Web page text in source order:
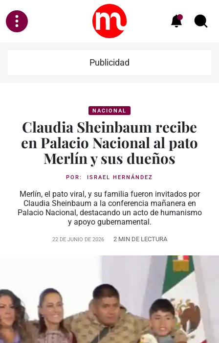
Publicidad
NACIONAL
Claudia Sheinbaum recibe
en Palacio Nacional al pato
Merlín y sus dueños
POR: ISRAEL HERNÁNDEZ
Merlín, el pato viral, y su familia fueron invitados por
Claudia Sheinbaum a la conferencia mañanera en
Palacio Nacional, destacando un acto de humanismo
y apoyo gubernamental.
22 DE JUNIO DE 2026 2 MIN DE LECTURA